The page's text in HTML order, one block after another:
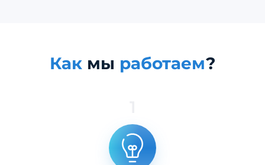
Как мы работаем?